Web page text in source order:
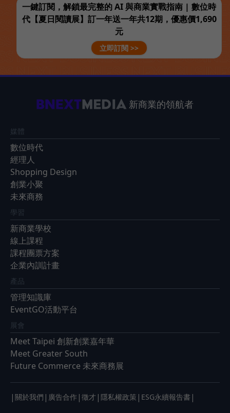
一鍵訂閱，解鎖最完整的 AI 與商業實戰指南 | 數位時
代【夏日閱讀展】訂一年送一年共12期，優惠價1,690
元
立即訂閱 >>
新商業的領航者
媒體
數位時代
經理人
Shopping Design
創業小聚
未來商務
學習
新商業學校
線上課程
課程團票方案
企業內訓計畫
產品
管理知識庫
EventGO活動平台
展會
Meet Taipei 創新創業嘉年華
Meet Greater South
Future Commerce 未來商務展
| 關於我們 | 廣告合作 | 徵才 | 隱私權政策 | ESG永續報告書 |